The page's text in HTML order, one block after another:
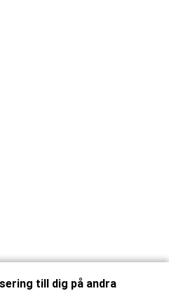
till dig på andra